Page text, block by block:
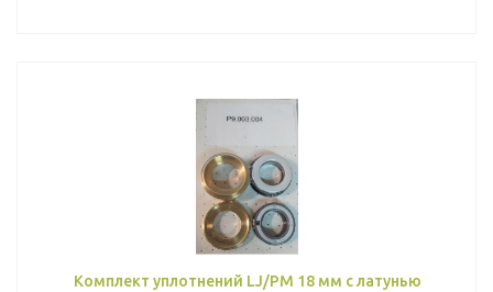
Комплект уплотнений LJ/PM 18 мм с латунью